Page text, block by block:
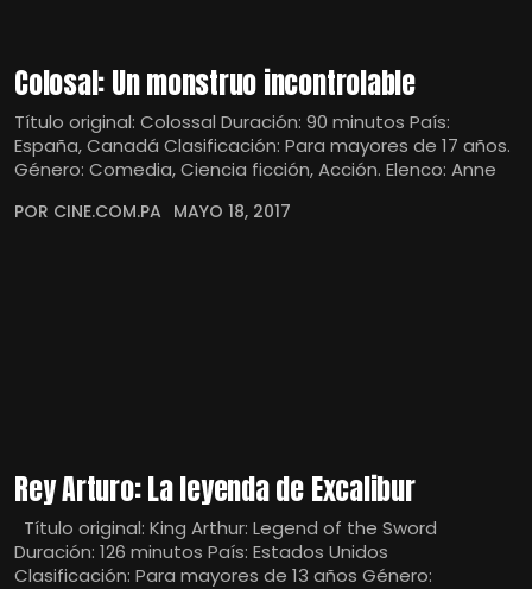
Colosal: Un monstruo incontrolable
Título original: Colossal Duración: 90 minutos País:
España, Canadá Clasificación: Para mayores de 17 años.
Género: Comedia, Ciencia ficción, Acción. Elenco: Anne
POR CINE.COM.PA MAYO 18, 2017
Rey Arturo: La leyenda de Excalibur
Título original: King Arthur: Legend of the Sword
Duración: 126 minutos País: Estados Unidos
Clasificación: Para mayores de 13 años Género: